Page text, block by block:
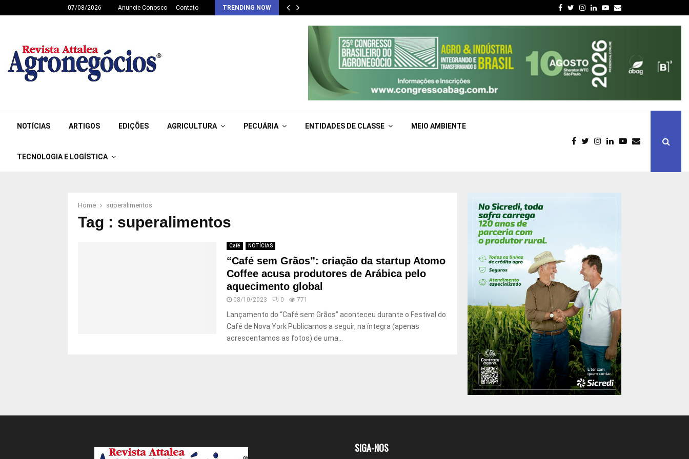
07/08/2026 Anuncie Conosco Contato TRENDING NOW Facebook
Twitter
Instagram
LinkedinYoutube
Email
NOTÍCIAS ARTIGOS EDIÇÕES AGRICULTURA PECUÁRIA ENTIDADES DE CLASSE MEIO AMBIENTE
TECNOLOGIA E LOGÍSTICA
Home superalimentos
Tag : superalimentos
Café NOTÍCIAS
“Café sem Grãos”: criação da startup Atomo
Coffee acusa produtores de Arábica pelo
aquecimento global
08/10/2023 0 771
Lançamento do “Café sem Grãos” aconteceu durante o Festival do
Café de Nova York Publicamos a seguir, na íntegra (apenas
acrescentamos as fotos) de uma...
SIGA-NOS